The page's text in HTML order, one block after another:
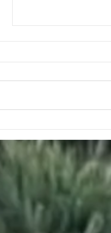
dengan New
Bank (NDB), Apa